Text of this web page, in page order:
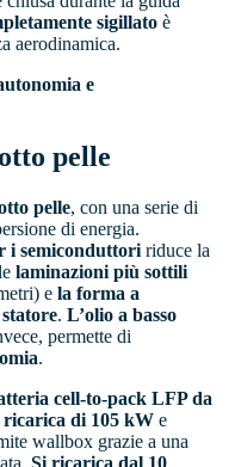
sigillato è
aerodinamica.
e
pelle
pelle, con una serie di
di energia.
i semiconduttori riduce la
laminazioni più sottili
e la forma a
. L’olio a basso
permette di
.
cell-to-pack LFP da
ricarica di 105 kW e
wallbox grazie a una